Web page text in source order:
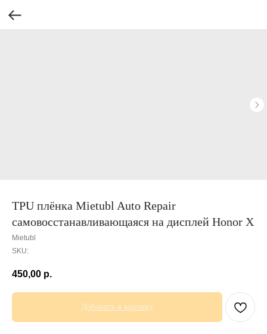
TPU плёнка Mietubl Auto Repair
самовосстанавливающаяся на дисплей Honor X
Mietubl
SKU:
450,00 р.
Добавить в корзину